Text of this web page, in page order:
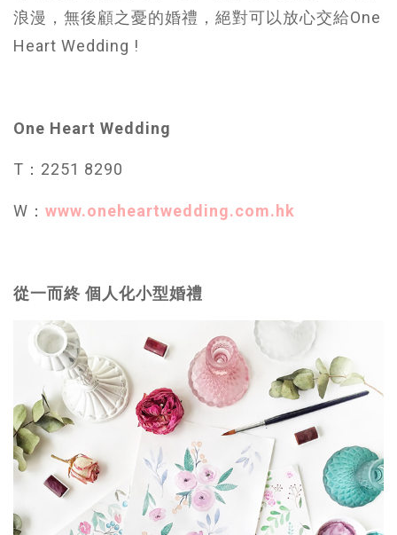
浪漫，無後顧之憂的婚禮，絕對可以放心交給One
Heart Wedding !
One Heart Wedding
T：2251 8290
W： www.oneheartwedding.com.hk
從一而終 個人化小型婚禮